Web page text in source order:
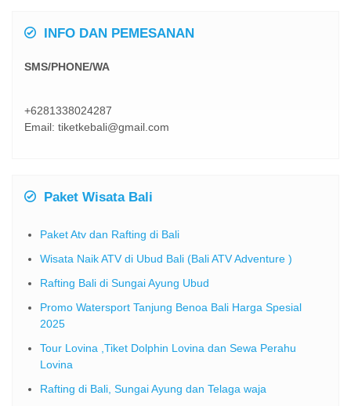
INFO DAN PEMESANAN
SMS/PHONE/WA
+6281338024287
Email: tiketkebali@gmail.com
Paket Wisata Bali
Paket Atv dan Rafting di Bali
Wisata Naik ATV di Ubud Bali (Bali ATV Adventure )
Rafting Bali di Sungai Ayung Ubud
Promo Watersport Tanjung Benoa Bali Harga Spesial
2025
Tour Lovina ,Tiket Dolphin Lovina dan Sewa Perahu
Lovina
Rafting di Bali, Sungai Ayung dan Telaga waja